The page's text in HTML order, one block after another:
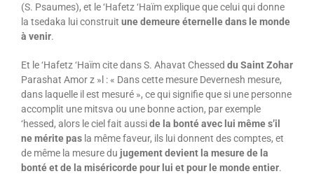
(S. Psaumes), et le ‘Hafetz ‘Haïm explique que celui qui donne
la tsedaka lui construit une demeure éternelle dans le monde
à venir.
Et le ‘Hafetz ‘Haïm cite dans S. Ahavat Chessed du Saint Zohar
Parashat Amor z »l : « Dans cette mesure Devernesh mesure,
dans laquelle il est mesuré », ce qui signifie que si une personne
accomplit une mitsva ou une bonne action, par exemple
‘hessed, alors le ciel fait ausside la bonté avec lui même s’il
ne mérite pasla même faveur, ils lui donnent des comptes, et
de même la mesure du jugement devient la mesure de la
bonté et de la miséricorde pour lui et pour le monde entier.